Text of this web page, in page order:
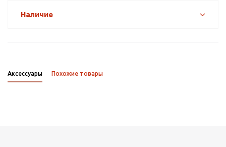
Наличие
Аксессуары Похожие товары